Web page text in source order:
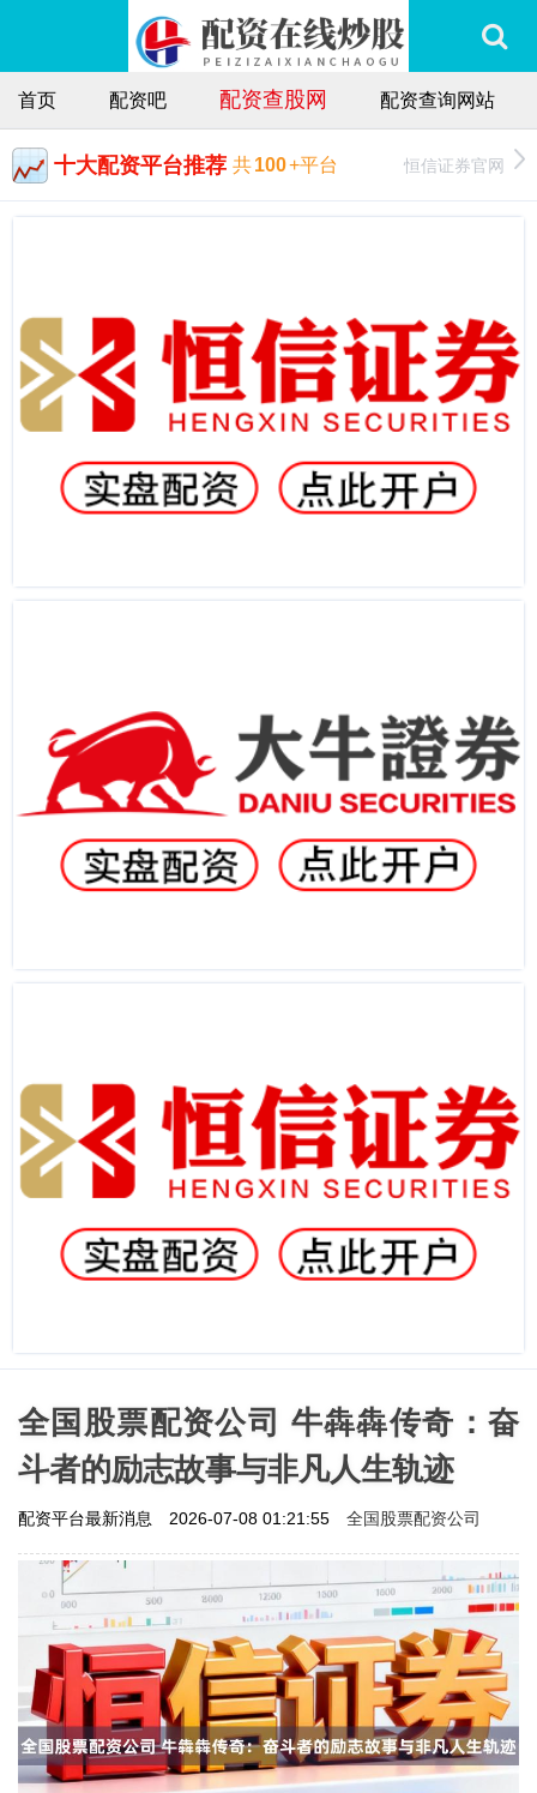
首页 配资吧 配资查股网 配资查询网站
十大配资平台推荐 共100+平台 恒信证券官网
全国股票配资公司 牛犇犇传奇：奋
斗者的励志故事与非凡人生轨迹
配资平台最新消息 2026-07-08 01:21:55 全国股票配资公司